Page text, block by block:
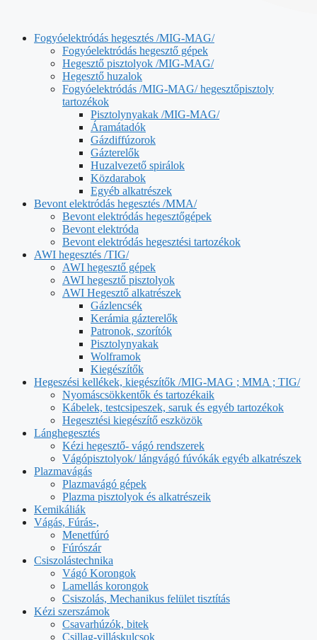
Fogyóelektródás hegesztés /MIG-MAG/
Fogyóelektródás hegesztő gépek
Hegesztő pisztolyok /MIG-MAG/
Hegesztő huzalok
Fogyóelektródás /MIG-MAG/ hegesztőpisztoly
tartozékok
Pisztolynyakak /MIG-MAG/
Áramátadók
Gázdiffúzorok
Gázterelők
Huzalvezető spirálok
Közdarabok
Egyéb alkatrészek
Bevont elektródás hegesztés /MMA/
Bevont elektródás hegesztőgépek
Bevont elektróda
Bevont elektródás hegesztési tartozékok
AWI hegesztés /TIG/
AWI hegesztő gépek
AWI hegesztő pisztolyok
AWI Hegesztő alkatrészek
Gázlencsék
Kerámia gázterelők
Patronok, szorítók
Pisztolynyakak
Wolframok
Kiegészítők
Hegeszési kellékek, kiegészítők /MIG-MAG ; MMA ; TIG/
Nyomáscsökkentők és tartozékaik
Kábelek, testcsipeszek, saruk és egyéb tartozékok
Hegesztési kiegészítő eszközök
Lánghegesztés
Kézi hegesztő- vágó rendszerek
Vágópisztolyok/ lángvágó fúvókák egyéb alkatrészek
Plazmavágás
Plazmavágó gépek
Plazma pisztolyok és alkatrészeik
Kemikáliák
Vágás, Fúrás-,
Menetfúró
Fúrószár
Csiszolástechnika
Vágó Korongok
Lamellás korongok
Csiszolás, Mechanikus felület tisztítás
Kézi szerszámok
Csavarhúzók, bitek
Csillag-villáskulcsok